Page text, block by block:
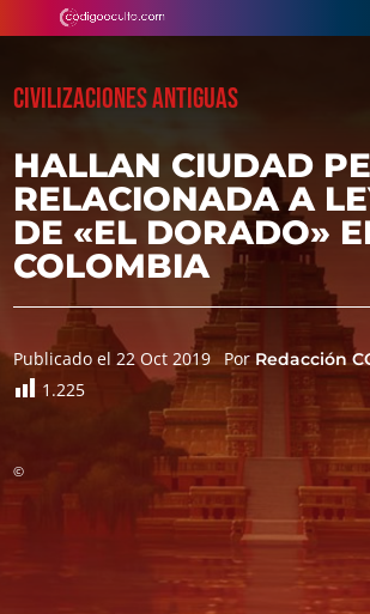
CIVILIZACIONES ANTIGUAS
HALLAN CIUDAD
RELACIONADA A
DE «EL DORADO»
COLOMBIA
Publicado el 22 Oct 2019 PorRedacción
1.225
©